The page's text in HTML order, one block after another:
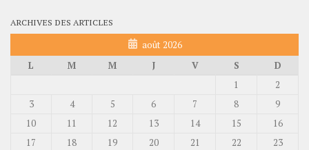
ARCHIVES DES ARTICLES
août 2026
L
M M J V S
D
1
2
3
4 5 6 7 8
9
10
11 12 13 14 15
16
17
18 19 20 21 22
23